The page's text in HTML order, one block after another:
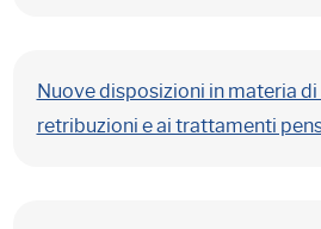
Nuove disposizioni in materia
retribuzioni e ai trattamenti